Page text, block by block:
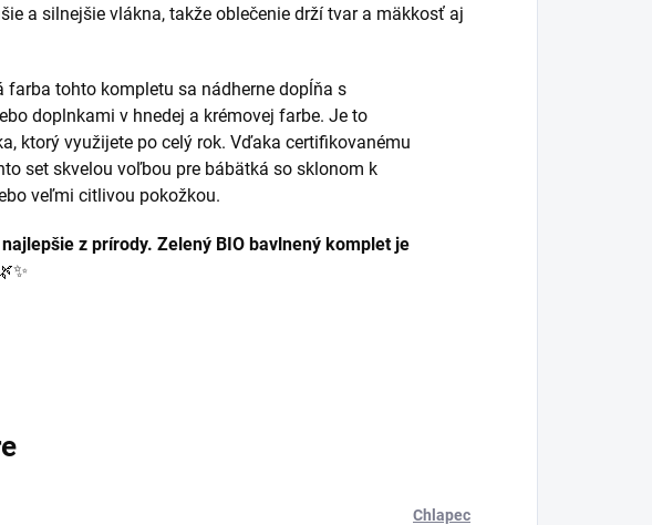
a silnejšie vlákna, takže oblečenie drží tvar a mäkkosť aj
farba tohto kompletu sa nádherne dopĺňa s
doplnkami v hnedej a krémovej farbe. Je to
ktorý využijete po celý rok. Vďaka certifikovanému
set skvelou voľbou pre bábätká so sklonom k
veľmi citlivou pokožkou.
z prírody. Zelený BIO bavlnený komplet je
Chlapec